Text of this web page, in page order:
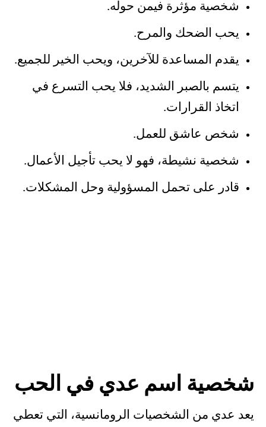
شخصية مؤثرة فيمن حوله.
يحب الضحك والمرح.
يقدم المساعدة للآخرين، ويحب الخير للجميع.
يتسم بالصبر الشديد، فلا يحب التسرع في
اتخاذ القرارات.
شخص عاشق للعمل.
شخصية نشيطة، فهو لا يحب تأجيل الأعمال.
قادر على تحمل المسؤولية وحل المشكلات.
شخصية اسم عدي في الحب
يعد عدي من الشخصيات الرومانسية، التي تعطي